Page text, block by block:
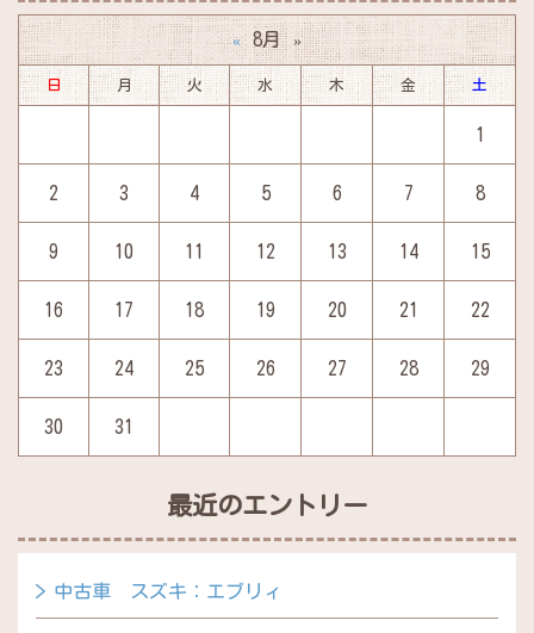
« 8月 »
日 月 火 水 木 金 土
1
2 3 4 5 6 7 8
9 10 11 12 13 14 15
16 17 18 19 20 21 22
23 24 25 26 27 28 29
30 31
最近のエントリー
中古車 スズキ：エブリィ